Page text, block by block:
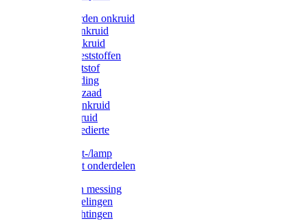
Protect Garden onkruid
Diversen onkruid
Solabiol onkruid
Solabiol meststoffen
Pokon meststof
Pokon voeding
Pokon graszaad
Roundup onkruid
Pokon onkruid
Pokon ongedierte
Vliegenkast-/lamp
Vliegenkast onderdelen
Zuigkorven messing
Geka koppelingen
Geka afdichtingen